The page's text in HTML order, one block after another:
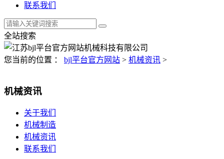
联系我们
全站搜索
您当前的位置 ： bjl平台官方网站 > 机械资讯 >
机械资讯
关于我们
机械制造
机械资讯
联系我们